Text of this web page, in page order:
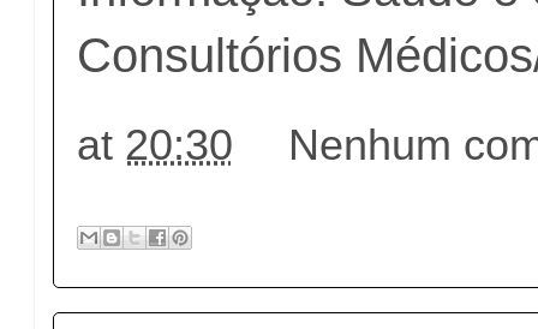
Consultórios
at 20:30 Nenhum